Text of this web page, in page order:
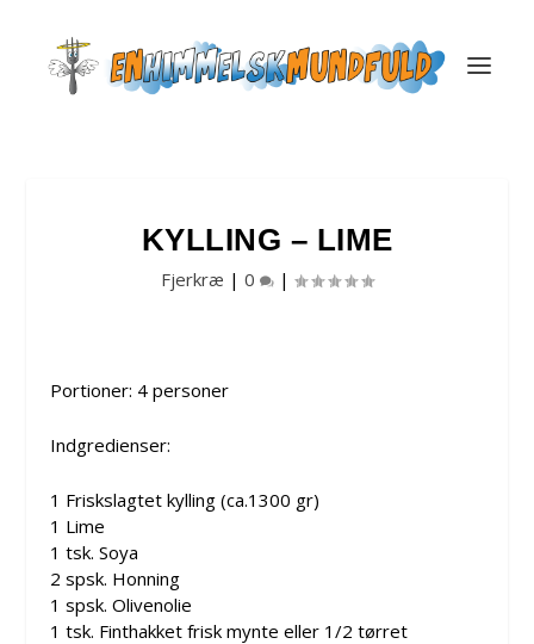
KYLLING – LIME
Fjerkræ | 0 |
Portioner: 4 personer
Indgredienser:
1 Friskslagtet kylling (ca.1300 gr)
1 Lime
1 tsk. Soya
2 spsk. Honning
1 spsk. Olivenolie
1 tsk. Finthakket frisk mynte eller 1/2 tørret